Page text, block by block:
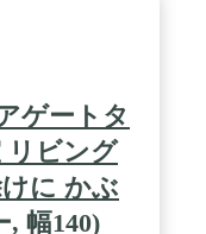
です。 後方はリ
設置する事で広
出来ます。 車側
ても使用できま
山用、海辺用、
々なところで利
で広い面積を確
応するスタンダ
ゲートタ
リビング
に かぶ
, 幅140)